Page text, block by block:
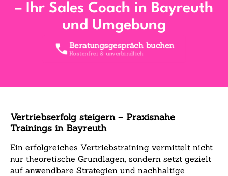
– Ihr Sales Coach in Bayreuth
und Umgebung
Beratungsgespräch buchen
Kostenfrei & unverbindlich
Vertriebserfolg steigern – Praxisnahe
Trainings in Bayreuth
Ein erfolgreiches Vertriebstraining vermittelt nicht
nur theoretische Grundlagen, sondern setzt gezielt
auf anwendbare Strategien und nachhaltige